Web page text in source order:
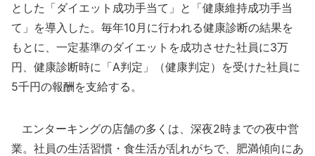
とした「ダイエット成功手当て」と「健康維持成功手当
て」を導入した。毎年10月に行われる健康診断の結果を
もとに、一定基準のダイエットを成功させた社員に3万
円、健康診断時に「A判定」（健康判定）を受けた社員に
5千円の報酬を支給する。
エンターキングの店舗の多くは、深夜2時までの夜中営
業。社員の生活習慣・食生活が乱れがちで、肥満傾向にあ